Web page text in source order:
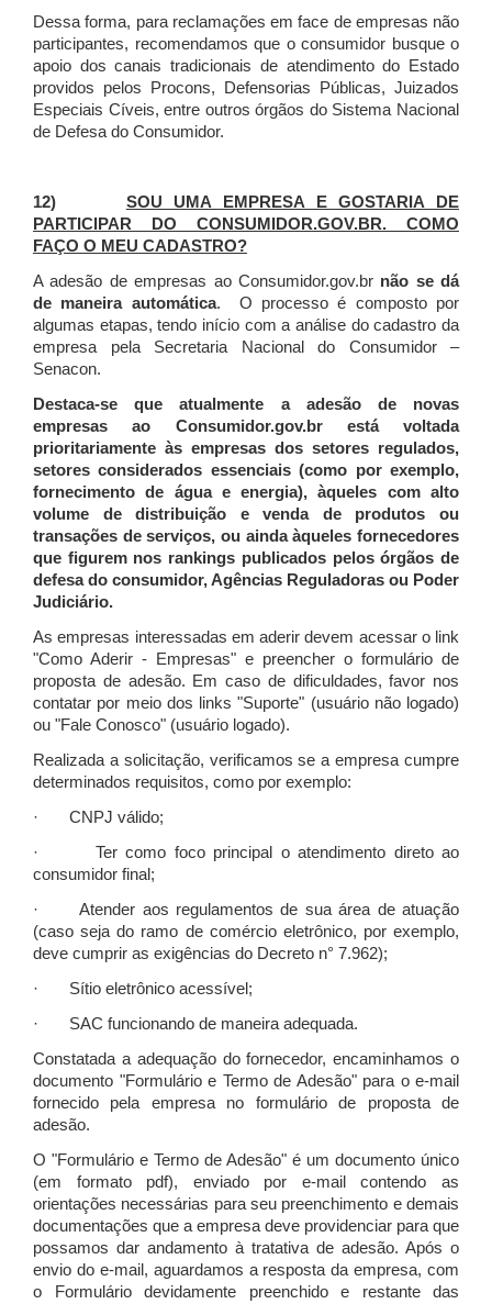
Dessa forma, para reclamações em face de empresas não
participantes, recomendamos que o consumidor busque o
apoio dos canais tradicionais de atendimento do Estado
providos pelos Procons, Defensorias Públicas, Juizados
Especiais Cíveis, entre outros órgãos do Sistema Nacional
de Defesa do Consumidor.
12) SOU UMA EMPRESA E GOSTARIA DE
PARTICIPAR DO CONSUMIDOR.GOV.BR. COMO
FAÇO O MEU CADASTRO?
A adesão de empresas ao Consumidor.gov.br não se dá
de maneira automática. O processo é composto por
algumas etapas, tendo início com a análise do cadastro da
empresa pela Secretaria Nacional do Consumidor –
Senacon.
Destaca-se que atualmente a adesão de novas
empresas ao Consumidor.gov.br está voltada
prioritariamente às empresas dos setores regulados,
setores considerados essenciais (como por exemplo,
fornecimento de água e energia), àqueles com alto
volume de distribuição e venda de produtos ou
transações de serviços, ou ainda àqueles fornecedores
que figurem nos rankings publicados pelos órgãos de
defesa do consumidor, Agências Reguladoras ou Poder
Judiciário.
As empresas interessadas em aderir devem acessar o link
"Como Aderir - Empresas" e preencher o formulário de
proposta de adesão. Em caso de dificuldades, favor nos
contatar por meio dos links "Suporte" (usuário não logado)
ou "Fale Conosco" (usuário logado).
Realizada a solicitação, verificamos se a empresa cumpre
determinados requisitos, como por exemplo:
· CNPJ válido;
· Ter como foco principal o atendimento direto ao
consumidor final;
· Atender aos regulamentos de sua área de atuação
(caso seja do ramo de comércio eletrônico, por exemplo,
deve cumprir as exigências do Decreto n° 7.962);
· Sítio eletrônico acessível;
· SAC funcionando de maneira adequada.
Constatada a adequação do fornecedor, encaminhamos o
documento "Formulário e Termo de Adesão" para o e-mail
fornecido pela empresa no formulário de proposta de
adesão.
O "Formulário e Termo de Adesão" é um documento único
(em formato pdf), enviado por e-mail contendo as
orientações necessárias para seu preenchimento e demais
documentações que a empresa deve providenciar para que
possamos dar andamento à tratativa de adesão. Após o
envio do e-mail, aguardamos a resposta da empresa, com
o Formulário devidamente preenchido e restante das